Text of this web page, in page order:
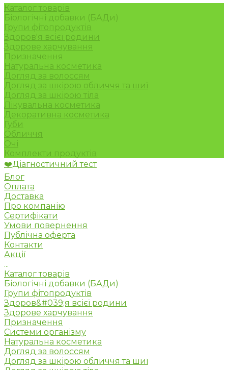
Каталог товарів
Біологічні добавки (БАДи)
Групи фітопродуктів
Здоров'я всієї родини
Здорове харчування
Призначення
Натуральна косметика
Догляд за волоссям
Догляд за шкірою обличчя та шиї
Догляд за шкірою тіла
Лікувальна косметика
Декоративна косметика
Губи
Обличчя
Очі
Комплекти продуктів
❤️Діагностичний тест
Блог
Оплата
Доставка
Про компанію
Сертифікати
Умови повернення
Публічна оферта
Контакти
Акції
...
Каталог товарів
Біологічні добавки (БАДи)
Групи фітопродуктів
Здоров&#039;я всієї родини
Здорове харчування
Призначення
Системи організму
Натуральна косметика
Догляд за волоссям
Догляд за шкірою обличчя та шиї